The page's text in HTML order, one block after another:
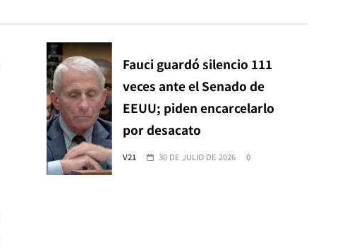
Fauci guardó silencio 111
veces ante el Senado de
EEUU; piden encarcelarlo
por desacato
V21 30 DE JULIO DE 2026 0